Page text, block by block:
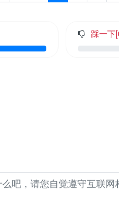
踩一下[